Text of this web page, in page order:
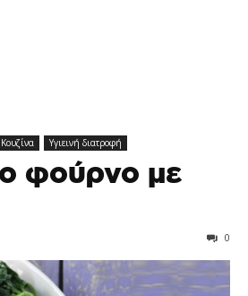
Υγιεινή διατροφή
φούρνο με
0